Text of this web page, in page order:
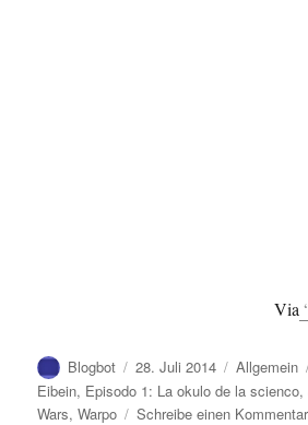
Via
Autor
Blogbot
Veröffentlicht
am
28. Juli 2014 Kategorien
Allgemein
Eibein, Episodo 1: La okulo de la scienco,
Wars,Warpo Schreibe einen Kommentar